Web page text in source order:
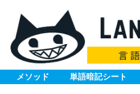
メソッド 単語暗記シート